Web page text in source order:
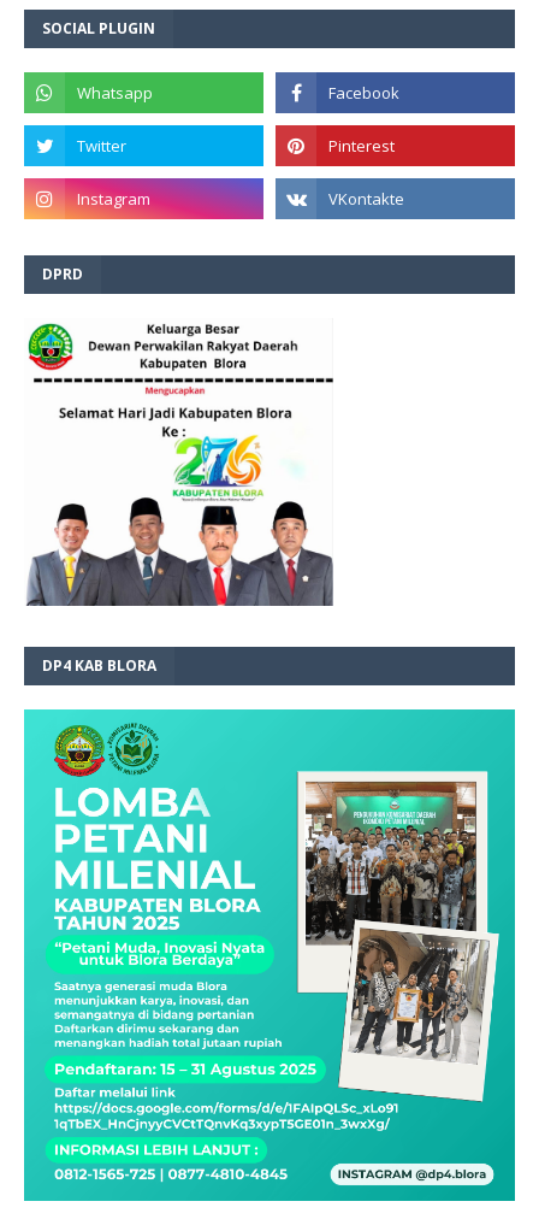
SOCIAL PLUGIN
DPRD
DP4 KAB BLORA